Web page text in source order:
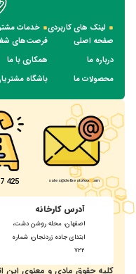
لینک های کاربردی
صفحه اصلی
درباره ما
محصولات ما
خدمات
فرصت‌های
همکاری با ما
باشگاه
sales@delbestofood.com
425 4477 0913
آدرس کارخانه
اصفهان، محله روشن دشت،
ابتدای جاده زردنجان، شماره
۷۲۲
کلیه حقوق مادی و معنوی این